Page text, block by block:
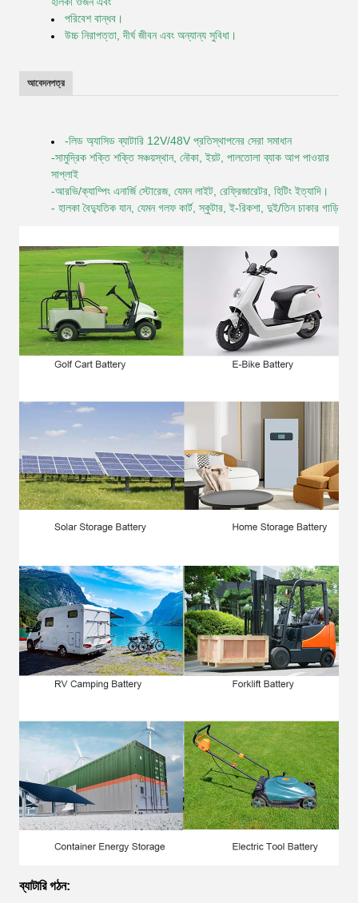
পরিবেশ বান্ধব।
উচ্চ নিরাপত্তা, দীর্ঘ জীবন এবং অন্যান্য সুবিধা।
আবেদনপত্র
-লিড অ্যাসিড ব্যাটারি 12V/48V প্রতিস্থাপনের সেরা সমাধান
-সামুদ্রিক শক্তি শক্তি সঞ্চয়স্থান, নৌকা, ইয়ট, পালতোলা ব্যাক আপ পাওয়ার
সাপ্লাই
-আরভি/ক্যাম্পিং এনার্জি স্টোরেজ, যেমন লাইট, রেফ্রিজারেটর, হিটিং ইত্যাদি।
- হালকা বৈদ্যুতিক যান, যেমন গলফ কার্ট, স্কুটার, ই-রিকশা, দুই/তিন চাকার গাড়ি
ব্যাটারি গঠন: